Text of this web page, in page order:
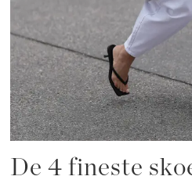
De 4 fineste